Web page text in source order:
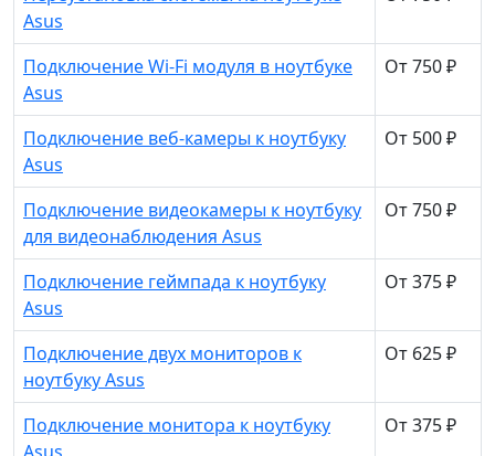
Asus
Подключение Wi-Fi модуля в ноутбуке
Asus
От 750 ₽
Подключение веб-камеры к ноутбуку
Asus
От 500 ₽
Подключение видеокамеры к ноутбуку
для видеонаблюдения Asus
От 750 ₽
Подключение геймпада к ноутбуку
Asus
От 375 ₽
Подключение двух мониторов к
ноутбуку Asus
От 625 ₽
Подключение монитора к ноутбуку
От 375 ₽